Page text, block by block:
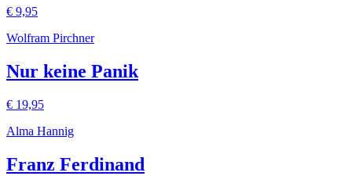
€ 9,95
Wolfram Pirchner
Nur keine Panik
€ 19,95
Alma Hannig
Franz Ferdinand